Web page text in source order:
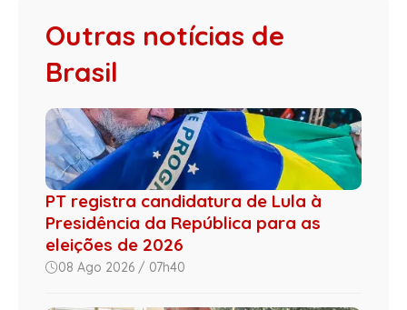
Outras notícias de
Brasil
PT registra candidatura de Lula à
Presidência da República para as
eleições de 2026
08 Ago 2026 / 07h40